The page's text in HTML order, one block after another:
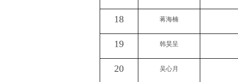
18 蒋海楠
19 韩昊呈
20 吴心月